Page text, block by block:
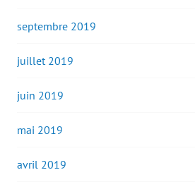
septembre 2019
juillet 2019
juin 2019
mai 2019
avril 2019